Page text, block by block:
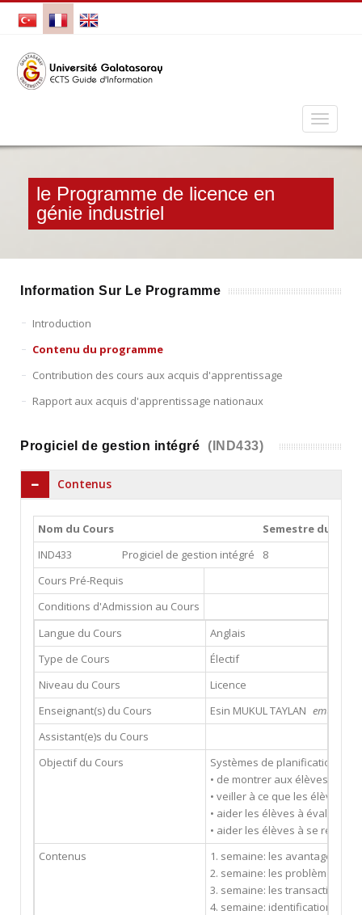
le Programme de licence en
génie industriel
Information Sur Le Programme
Introduction
Contenu du programme
Contribution des cours aux acquis d'apprentissage
Rapport aux acquis d'apprentissage nationaux
Progiciel de gestion intégré (IND433)
Contenus
Nom du Cours
Semestre du
IND433
Progiciel de gestion intégré
8
Cours Pré-Requis
Conditions d'Admission au Cours
Langue du Cours
Anglais
Type de Cours
Électif
Niveau du Cours
Licence
Enseignant(s) du Cours
Esin MUKUL TAYLAN
Assistant(e)s du Cours
Objectif du Cours
Systèmes de planification
• de montrer aux élèves
• veiller à ce que les élèves
• aider les élèves à évaluer
• aider les élèves à se
Contenus
1. semaine: les avantages et
2. semaine: les problèmes
3. semaine: les transactions
4. semaine: identification des